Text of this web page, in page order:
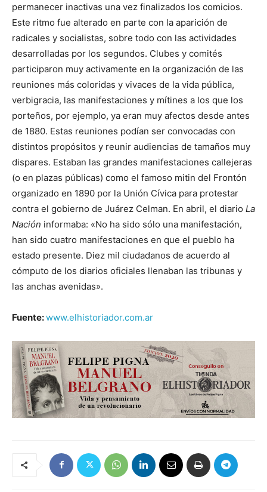
per­manecer inactivas una vez finalizados los comicios.
Este ritmo fue alterado en parte con la aparición de
radicales y socialistas, sobre todo con las actividades
desarrolladas por los segundos. Clubes y comités
participaron muy activamente en la organización de las
reuniones más coloridas y vivaces de la vida pública,
verbigracia, las manifestaciones y mítines a los que los
porteños, por ejemplo, ya eran muy afectos desde antes
de 1880. Estas reuniones podían ser convocadas con
distintos propósitos y reunir audiencias de tamaños muy
dispares. Estaban las grandes manifestaciones ca­llejeras
(o en plazas públicas) como el famoso mitin del Frontón
organizado en 1890 por la Unión Cívica para protestar
contra el gobierno de Juárez Celman. En abril, el diario La
Nación infor­maba: «No ha sido sólo una manifestación,
han sido cuatro ma­nifestaciones en que el pueblo ha
estado presente. Diez mil ciu­dadanos de acuerdo al
cómputo de los diarios oficiales llenaban las tribunas y
las anchas avenidas».
Fuente:www.elhistoriador.com.ar